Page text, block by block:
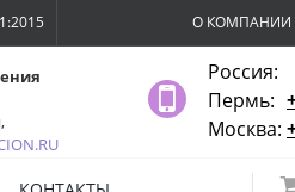
О КОМПАНИИ
Россия:
Пермь:
Москва: